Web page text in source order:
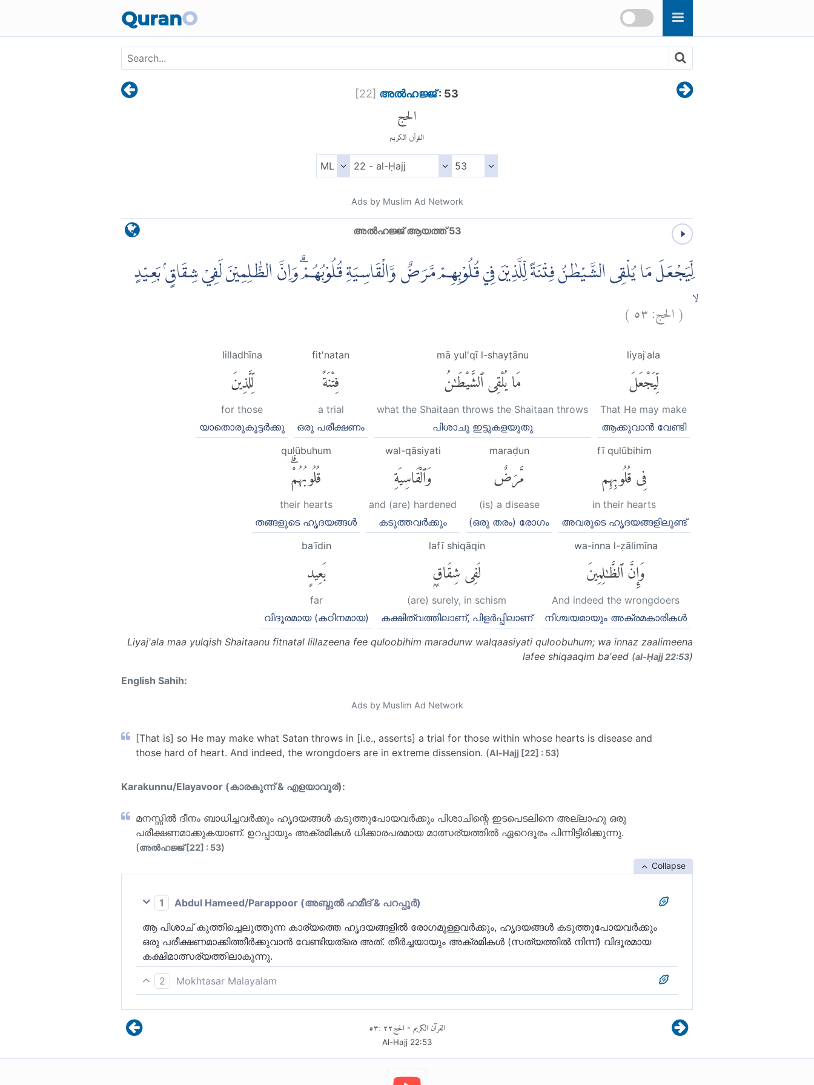
QuranO
[22] അല്‍ഹജ്ജ്: 53
الحج
القرآن الكريم
Ads by Muslim Ad Network
അല്‍ഹജ്ജ് ആയത്ത് 53
لِّيَجْعَلَ مَا يُلْقِى الشَّيْطٰنُ فِتْنَةً لِّلَّذِيْنَ فِيْ قُلُوْبِهِمْ مَّرَضٌ وَّالْقَاسِيَةِ قُلُوْبُهُمْۗ وَاِنَّ الظّٰلِمِيْنَ لَفِيْ شِقَاقٍۢ بَعِيْدٍ
(الحج:٥٣)
liyajʿala
لِّيَجْعَلَ
That He may make
ആക്കുവാൻ വേണ്ടി
mā yul'qī l-shayṭānu
مَا يُلْقِى ٱلشَّيْطَٰنُ
what the Shaitaan throws the Shaitaan throws
പിശാചു ഇട്ടുകളയുതു
fit'natan
فِتْنَةً
a trial
ഒരു പരീക്ഷണം
lilladhīna
لِّلَّذِينَ
for those
യാതൊരുകൂട്ടർക്കു
fī qulūbihim
فِى قُلُوبِهِم
in their hearts
അവരുടെ ഹൃദയങ്ങളിലുണ്ട്
maraḍun
مَّرَضٌ
(is) a disease
(ഒരു തരം) രോഗം
wal-qāsiyati
وَٱلْقَاسِيَةِ
and (are) hardened
കടുത്തവർക്കും
qulūbuhum
قُلُوبُهُمْۗ
their hearts
തങ്ങളുടെ ഹൃദയങ്ങൾ
wa-inna l-ẓālimīna
وَإِنَّ ٱلظَّٰلِمِينَ
And indeed the wrongdoers
നിശ്ചയമായും അക്രമകാരികൾ
lafī shiqāqin
لَفِى شِقَاقٍۭ
(are) surely, in schism
കക്ഷിത്വത്തിലാണ്, പിളർപ്പിലാണ്
baʿīdin
بَعِيدٍ
far
വിദൂരമായ (കഠിനമായ)
Liyaj'ala maa yulqish Shaitaanu fitnatal lillazeena fee quloobihim maradunw walqaasiyati quloobuhum; wa innaz zaalimeena
lafee shiqaaqim ba'eed (al-Ḥajj 22:53)
English Sahih:
Ads by Muslim Ad Network
[That is] so He may make what Satan throws in [i.e., asserts] a trial for those within whose hearts is disease and
those hard of heart. And indeed, the wrongdoers are in extreme dissension. (Al-Hajj [22] : 53)
Karakunnu/Elayavoor (കാരകുന്ന് & എളയാവൂര്):
മനസ്സില്‍ ദീനം ബാധിച്ചവര്‍ക്കും ഹൃദയങ്ങള്‍ കടുത്തുപോയവര്‍ക്കും പിശാചിന്റെ ഇടപെടലിനെ അല്ലാഹു ഒരു
പരീക്ഷണമാക്കുകയാണ്. ഉറപ്പായും അക്രമികള്‍ ധിക്കാരപരമായ മാത്സര്യത്തില്‍ ഏറെദൂരം പിന്നിട്ടിരിക്കുന്നു.
(അല്‍ഹജ്ജ് [22] : 53)
Collapse
1
Abdul Hameed/Parappoor (അബ്ദുല്‍ ഹമീദ് & പറപ്പൂര്‍)
ആ പിശാച് കുത്തിച്ചെലുത്തുന്ന കാര്യത്തെ ഹൃദയങ്ങളില്‍ രോഗമുള്ളവര്‍ക്കും, ഹൃദയങ്ങള്‍ കടുത്തുപോയവര്‍ക്കും
ഒരു പരീക്ഷണമാക്കിത്തീര്‍ക്കുവാന്‍ വേണ്ടിയത്രെ അത്‌. തീര്‍ച്ചയായും അക്രമികള്‍ (സത്യത്തില്‍ നിന്ന്‌) വിദൂരമായ
കക്ഷിമാത്സര്യത്തിലാകുന്നു.
2
Mokhtasar Malayalam
കപടവിശ്വാസികളിലും ബഹുദൈവാരാധകരിലും പെട്ട അതിക്രമികൾ അല്ലാഹുവിനോടും അവൻ്റെ ദൂതരോടും
കടുത്ത ശത്രുതയിലും, സത്യത്തിൽ നിന്നും നേർമാർഗത്തിൽ നിന്നും വിദൂരവുമാകുന്നു.
القرآن الكريم - الحج٢٢:٥٣
Al-Hajj22:53